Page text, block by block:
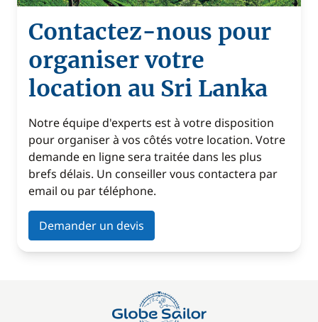
Contactez-nous pour
organiser votre
location au Sri Lanka
Notre équipe d'experts est à votre disposition
pour organiser à vos côtés votre location. Votre
demande en ligne sera traitée dans les plus
brefs délais. Un conseiller vous contactera par
email ou par téléphone.
Demander un devis